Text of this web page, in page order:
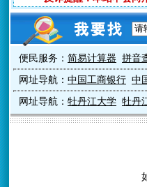
便民服务： 简易计算器 拼音
网址导航： 中国工商银行 中
网址导航： 牡丹江大学 牡丹